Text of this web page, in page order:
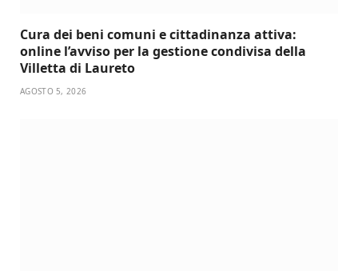
Cura dei beni comuni e cittadinanza attiva:
online l’avviso per la gestione condivisa della
Villetta di Laureto
AGOSTO 5, 2026